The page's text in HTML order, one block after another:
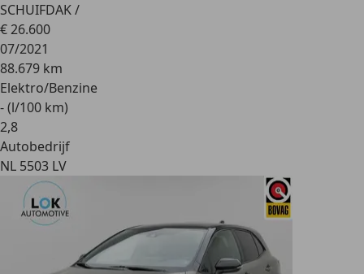
SCHUIFDAK /
€ 26.600
07/2021
88.679 km
Elektro/Benzine
- (l/100 km)
2,8
Autobedrijf
NL 5503 LV